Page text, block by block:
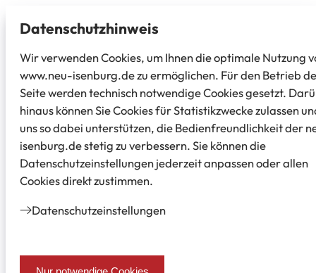
Datenschutz­hinweis
Wir verwenden Cookies, um Ihnen die optimale Nutzung
www.neu-isenburg.de zu ermöglichen. Für den Betrieb
Seite werden technisch notwendige Cookies gesetzt.
hinaus können Sie Cookies für Statistikzwecke zulassen
uns so dabei unterstützen, die Bedienfreundlichkeit der
isenburg.de stetig zu verbessern. Sie können die
Datenschutzeinstellungen jederzeit anpassen oder allen
Cookies direkt zustimmen.
Datenschutz­einstellungen